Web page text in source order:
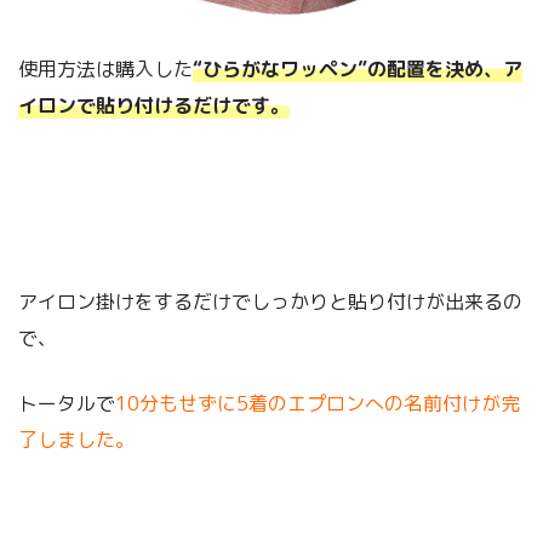
使用方法は購入した“ひらがなワッペン”の配置を決め、ア
イロンで貼り付けるだけです。
アイロン掛けをするだけでしっかりと貼り付けが出来るの
で、
トータルで10分もせずに5着のエプロンへの名前付けが完
了しました。